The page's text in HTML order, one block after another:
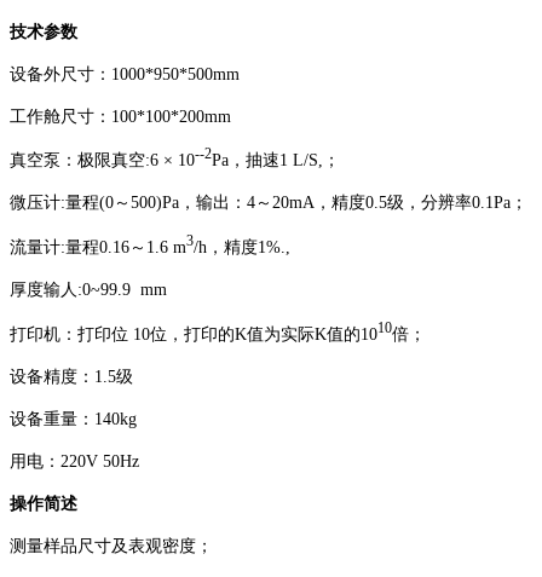
技术参数
设备外尺寸：1000*950*500mm
工作舱尺寸：100*100*200mm
真空泵：极限真空:6 × 10--2Pa，抽速1 L/S,；
微压计:量程(0～500)Pa，输出：4～20mA，精度0.5级，分辨率0.1Pa；
流量计:量程0.16～1.6 m3/h，精度1%.,
厚度输人:0~99.9 mm
打印机：打印位 10位，打印的K值为实际K值的1010倍；
设备精度：1.5级
设备重量：140kg
用电：220V 50Hz
操作简述
测量样品尺寸及表观密度；